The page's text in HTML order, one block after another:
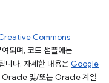
Commons
되며, 코드 샘플에는
니다. 자세한 내용은 Google
Oracle 및/또는 Oracle 계열